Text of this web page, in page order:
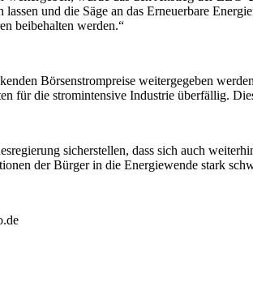
und die Säge an das Erneuerbare
beibehalten werden.“
Börsenstrompreise weitergegeben
für die stromintensive Industrie überfällig.
sicherstellen, dass sich auch
der Bürger in die Energiewende stark